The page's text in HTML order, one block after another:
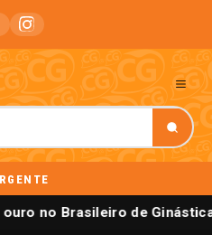
no Brasileiro de Ginástica